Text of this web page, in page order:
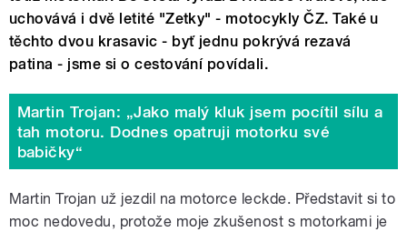
uchovává i dvě letité "Zetky" - motocykly ČZ. Také u
těchto dvou krasavic - byť jednu pokrývá rezavá
patina - jsme si o cestování povídali.
Martin Trojan: „Jako malý kluk jsem pocítil sílu a
tah motoru. Dodnes opatruji motorku své
babičky“
Martin Trojan už jezdil na motorce leckde. Představit si to
moc nedovedu, protože moje zkušenost s motorkami je